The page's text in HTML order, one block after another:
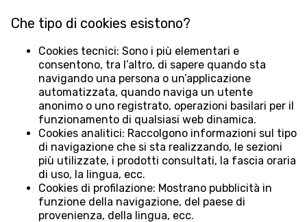
Che tipo di cookies esistono?
Cookies tecnici: Sono i più elementari e
consentono, tra l’altro, di sapere quando sta
navigando una persona o un’applicazione
automatizzata, quando naviga un utente
anonimo o uno registrato, operazioni basilari per il
funzionamento di qualsiasi web dinamica.
Cookies analitici: Raccolgono informazioni sul tipo
di navigazione che si sta realizzando, le sezioni
più utilizzate, i prodotti consultati, la fascia oraria
di uso, la lingua, ecc.
Cookies di profilazione: Mostrano pubblicità in
funzione della navigazione, del paese di
provenienza, della lingua, ecc.